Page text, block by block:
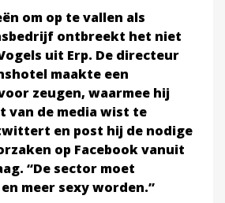
om op te vallen als
ontbreekt het niet
uit Erp. De directeur
maakte een
zeugen, waarmee hij
van de media wist te
en post hij de nodige
op Facebook vanuit
“De sector moet
meer sexy worden.”